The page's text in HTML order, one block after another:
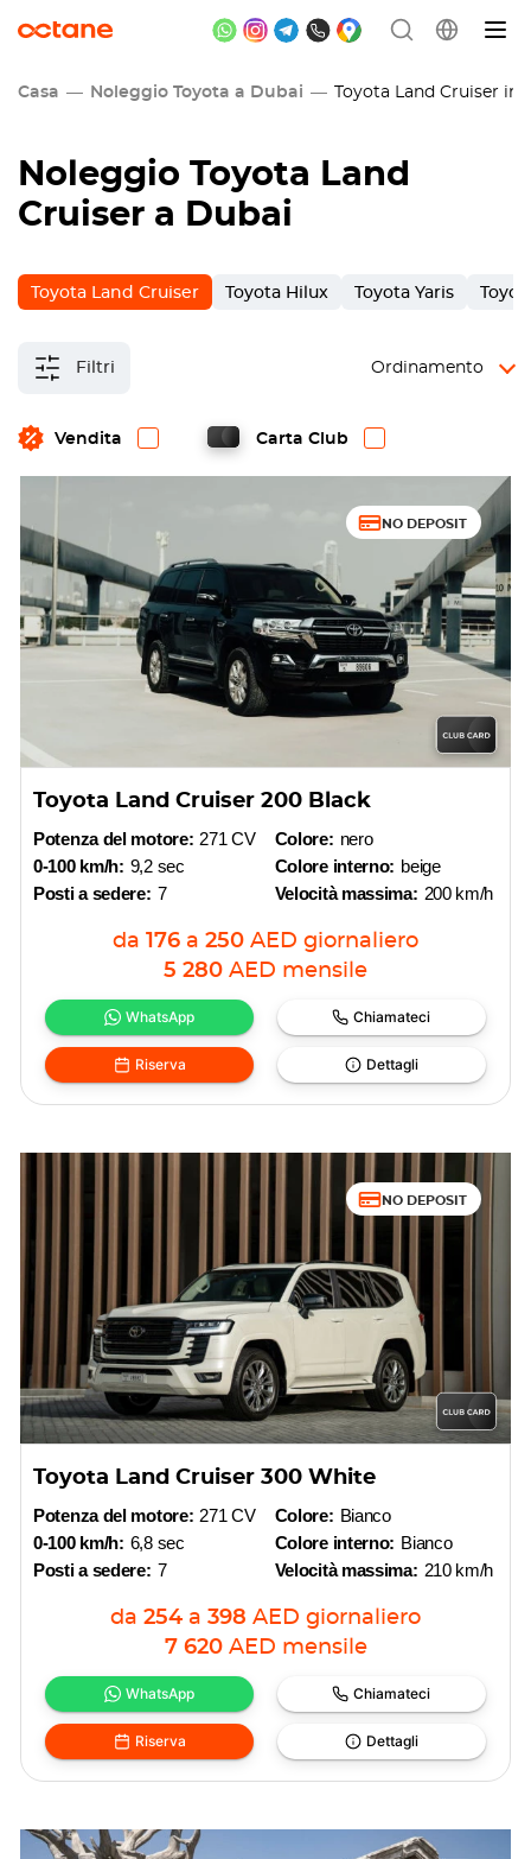
Casa Noleggio Toyota a Dubai Toyota Land Cruiser in
Noleggio Toyota Land
Cruiser a Dubai
Toyota Land Cruiser Toyota Hilux Toyota Yaris
Filtri
Vendita Carta Club
Ordinamento
NO DEPOSIT
Toyota Land Cruiser 200 Black
Potenza del motore: 271 CV
0-100 km/h: 9,2 sec
Posti a sedere: 7
Colore: nero
Colore interno: beige
Velocità massima: 200 km/h
da 176 a 250 AED giornaliero
5 280 AED mensile
WhatsApp Chiamateci
Riserva Dettagli
NO DEPOSIT
Toyota Land Cruiser 300 White
Potenza del motore: 271 CV
0-100 km/h: 6,8 sec
Posti a sedere: 7
Colore: Bianco
Colore interno: Bianco
Velocità massima: 210 km/h
da 254 a 398 AED giornaliero
7 620 AED mensile
WhatsApp Chiamateci
Riserva Dettagli